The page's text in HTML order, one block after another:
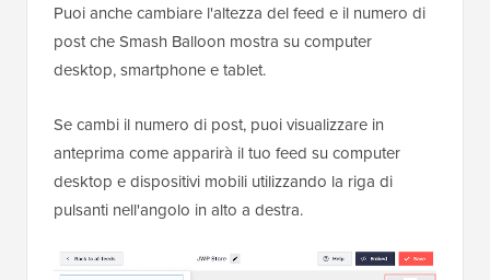
Puoi anche cambiare l'altezza del feed e il numero di
post che Smash Balloon mostra su computer
desktop, smartphone e tablet.
Se cambi il numero di post, puoi visualizzare in
anteprima come apparirà il tuo feed su computer
desktop e dispositivi mobili utilizzando la riga di
pulsanti nell'angolo in alto a destra.